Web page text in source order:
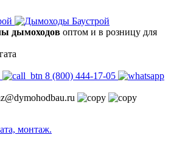
дымоходов оптом и в розницу для
8 (800) 444-17-05
монтаж.